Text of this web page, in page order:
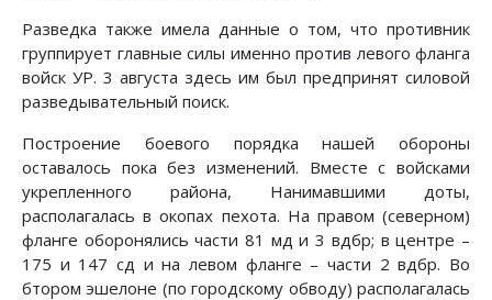
Разведка также имела данные о том, что противник
груп­пирует главные силы именно против левого фланга
войск УР. 3 августа здесь им был предпринят силовой
разведыватель­ный поиск.
Построение боевого порядка нашей обороны
оставалось пока без изменений. Вместе с войсками
укрепленного района, Нанимавшими доты,
располагалась в окопах пехота. На правом (северном)
фланге оборонялись части 81 мд и 3 вдбр; в центре –
175 и 147 сд и на левом фланге – части 2 вдбр. Во
бтором эшелоне (по городскому обводу) располагалась